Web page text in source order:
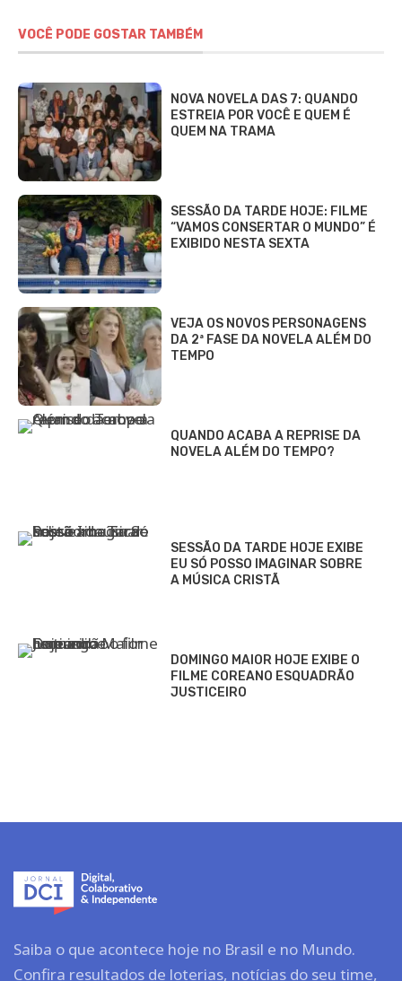
VOCÊ PODE GOSTAR TAMBÉM
NOVA NOVELA DAS 7: QUANDO
ESTREIA POR VOCÊ E QUEM É
QUEM NA TRAMA
SESSÃO DA TARDE HOJE: FILME
“VAMOS CONSERTAR O MUNDO” É
EXIBIDO NESTA SEXTA
VEJA OS NOVOS PERSONAGENS
DA 2ª FASE DA NOVELA ALÉM DO
TEMPO
QUANDO ACABA A REPRISE DA
NOVELA ALÉM DO TEMPO?
SESSÃO DA TARDE HOJE EXIBE
EU SÓ POSSO IMAGINAR SOBRE
A MÚSICA CRISTÃ
DOMINGO MAIOR HOJE EXIBE O
FILME COREANO ESQUADRÃO
JUSTICEIRO
Saiba o que acontece hoje no Brasil e no Mundo.
Confira resultados de loterias, notícias do seu time,